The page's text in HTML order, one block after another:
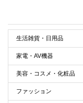
生活雑貨・日用品
家電・AV機器
美容・コスメ・化粧品
ファッション